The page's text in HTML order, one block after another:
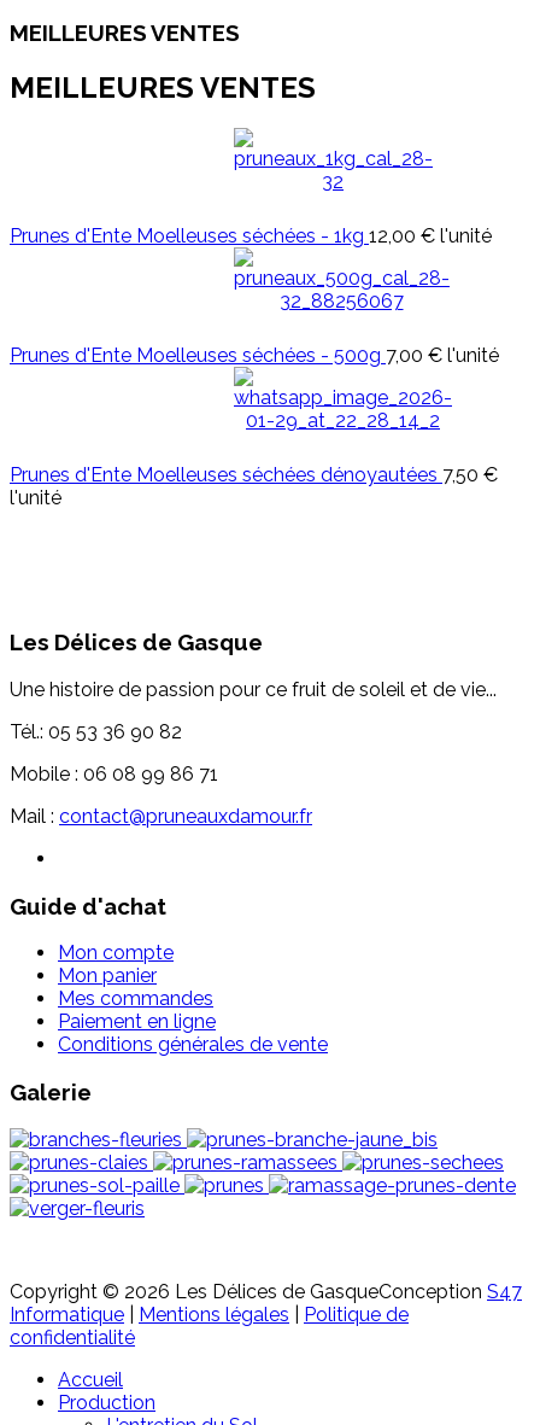
MEILLEURES VENTES
MEILLEURES VENTES
Prunes d'Ente Moelleuses séchées - 1kg 12,00 € l'unité
Prunes d'Ente Moelleuses séchées - 500g 7,00 € l'unité
Prunes d'Ente Moelleuses séchées dénoyautées 7,50 €
l'unité
Les Délices de Gasque
Une histoire de passion pour ce fruit de soleil et de vie...
Tél.: 05 53 36 90 82
Mobile : 06 08 99 86 71
Mail : contact@pruneauxdamour.fr
Guide d'achat
Mon compte
Mon panier
Mes commandes
Paiement en ligne
Conditions générales de vente
Galerie
Copyright © 2026 Les Délices de GasqueConception S47
Informatique
Mentions légales
Politique de
confidentialité
Accueil
Production